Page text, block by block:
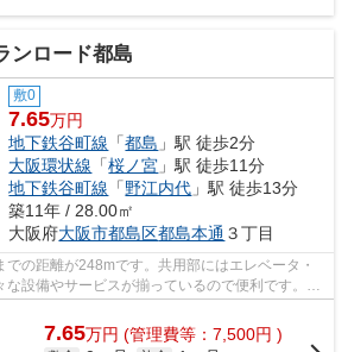
ンロード都島
敷0
7.65万円
地下鉄谷町線 「都島 」駅 徒歩2分
大阪環状線 「桜ノ宮 」駅 徒歩11分
地下鉄谷町線 「野江内代 」駅 徒歩13分
築11年 / 28.00㎡
大阪府大阪市都島区都島本通 ３丁目
での距離が248mです。共用部にはエレベータ・
設備やサービスが揃っているので便利です。眺
。自宅から2駅...
7.65万円 (管理費等：7,500円 )